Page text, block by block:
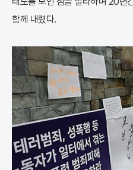
함께 내렸다.